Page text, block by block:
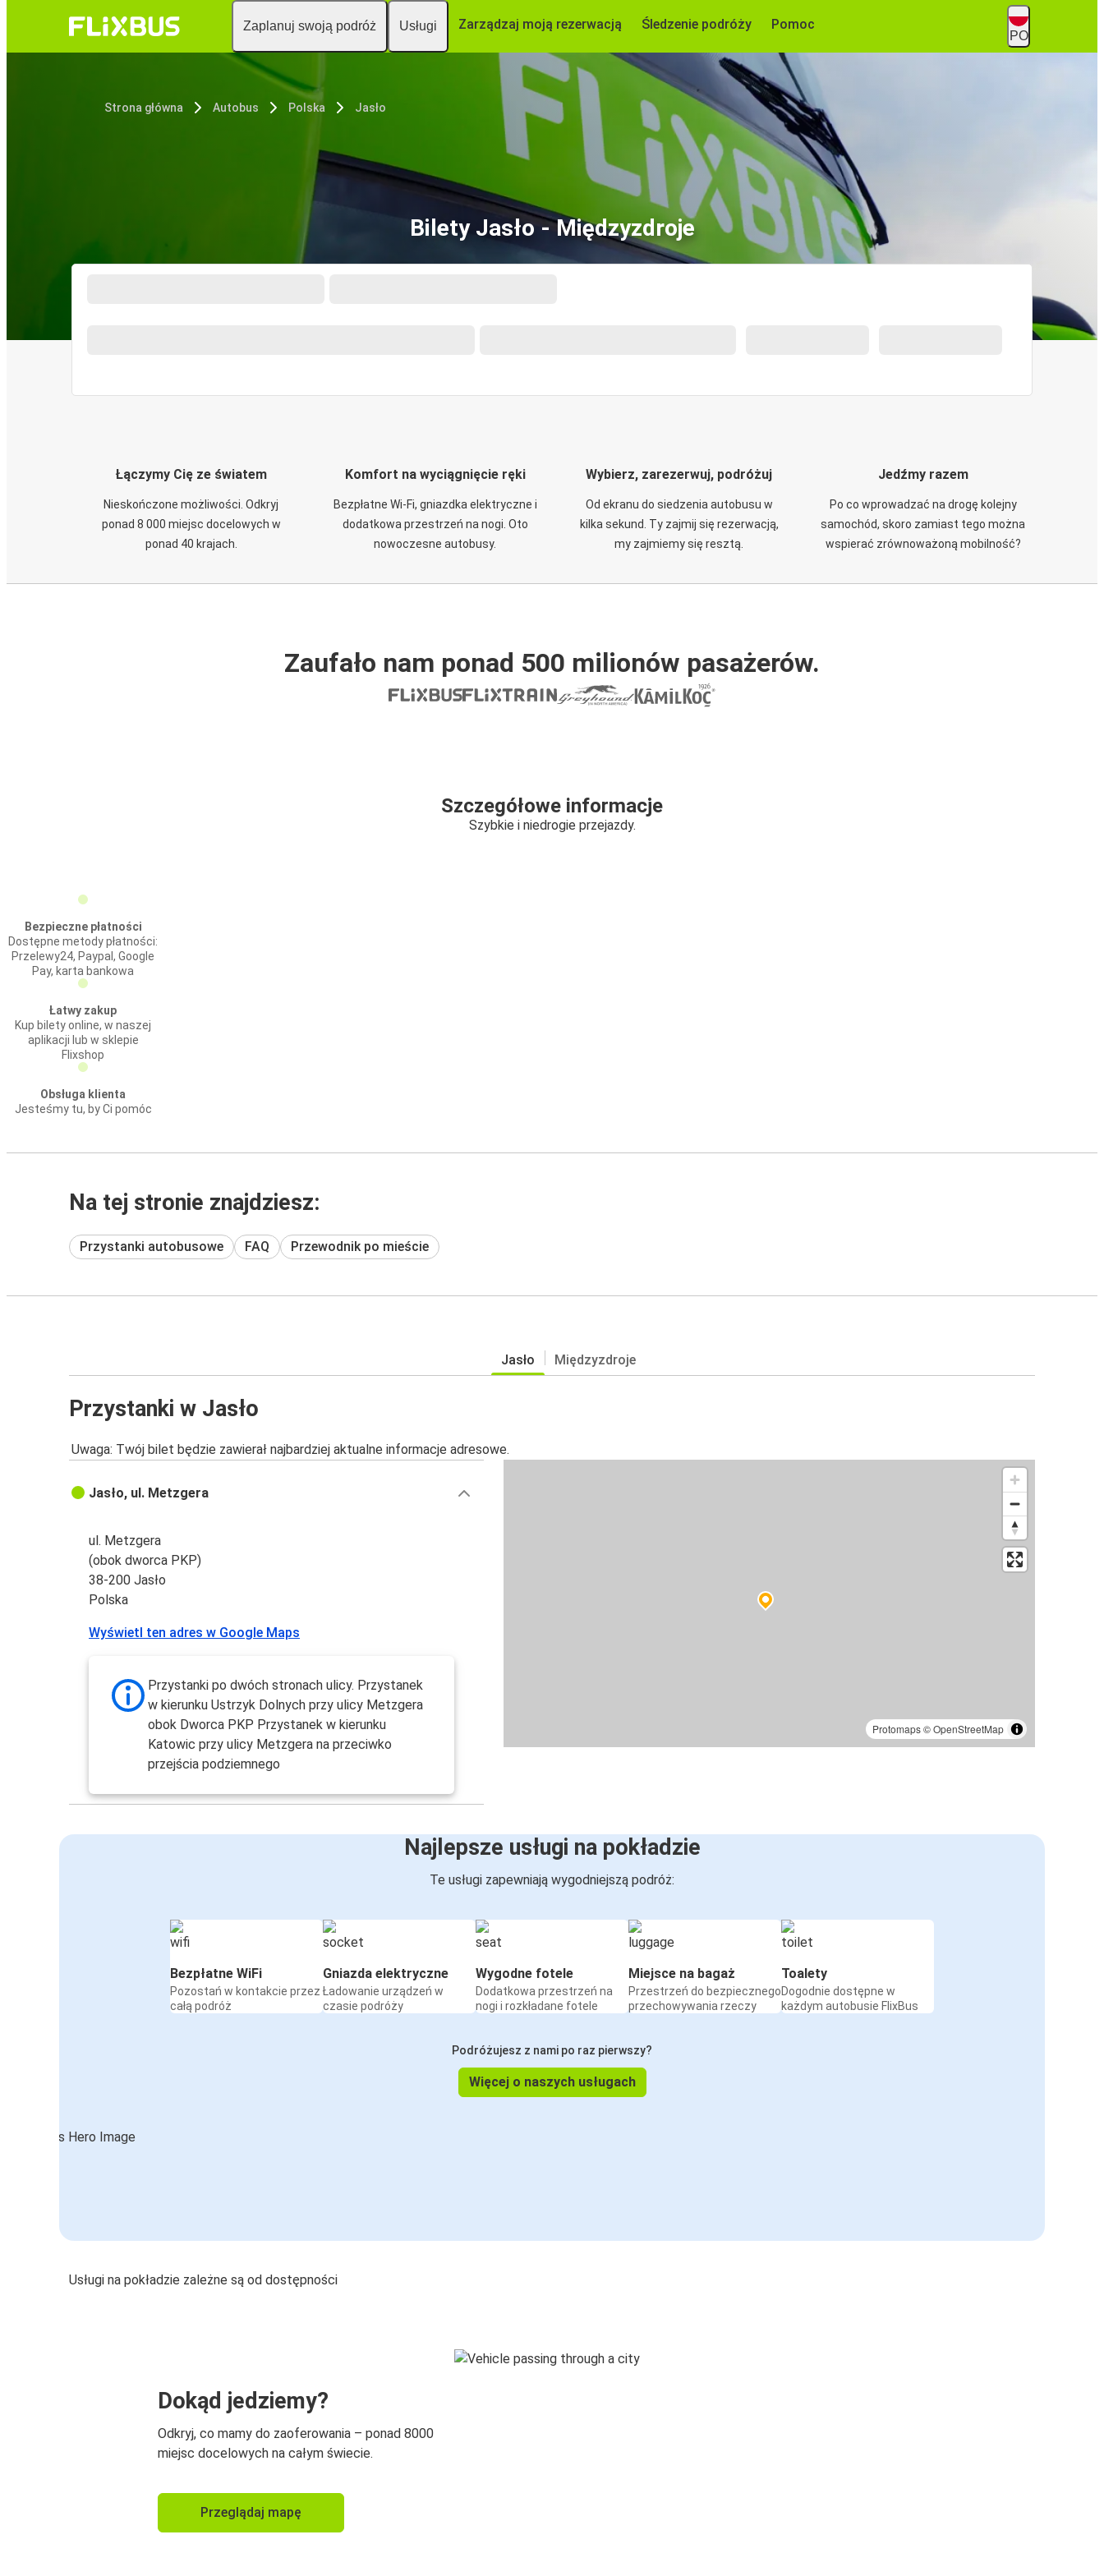
Zaplanuj swoją podróż Usługi Zarządzaj moją rezerwacją Śledzenie podróży Pomoc
PO
Strona główna Autobus Polska Jasło
Bilety Jasło - Międzyzdroje
Łączymy Cię ze światem
Nieskończone możliwości. Odkryj
ponad 8 000 miejsc docelowych w
ponad 40 krajach.
Komfort na wyciągnięcie ręki
Bezpłatne Wi-Fi, gniazdka elektryczne i
dodatkowa przestrzeń na nogi. Oto
nowoczesne autobusy.
Wybierz, zarezerwuj, podróżuj
Od ekranu do siedzenia autobusu w
kilka sekund. Ty zajmij się rezerwacją,
my zajmiemy się resztą.
Jedźmy razem
Po co wprowadzać na drogę kolejny
samochód, skoro zamiast tego można
wspierać zrównoważoną mobilność?
Zaufało nam ponad 500 milionów pasażerów.
Szczegółowe informacje
Szybkie i niedrogie przejazdy.
Bezpieczne płatności
Dostępne metody płatności:
Przelewy24, Paypal, Google
Pay, karta bankowa
Łatwy zakup
Kup bilety online, w naszej
aplikacji lub w sklepie
Flixshop
Obsługa klienta
Jesteśmy tu, by Ci pomóc
Na tej stronie znajdziesz:
Przystanki autobusowe FAQ Przewodnik po mieście
Jasło Międzyzdroje
Przystanki w Jasło
Uwaga: Twój bilet będzie zawierał najbardziej aktualne informacje adresowe.
Protomaps©OpenStreetMap
Jasło, ul. Metzgera
ul. Metzgera
(obok dworca PKP)
38-200 Jasło
Polska
Wyświetl ten adres w Google Maps
Przystanki po dwóch stronach ulicy. Przystanek
w kierunku Ustrzyk Dolnych przy ulicy Metzgera
obok Dworca PKP Przystanek w kierunku
Katowic przy ulicy Metzgera na przeciwko
przejścia podziemnego
Najlepsze usługi na pokładzie
Te usługi zapewniają wygodniejszą podróż:
Bezpłatne WiFi
Pozostań w kontakcie przez
całą podróż
Gniazda elektryczne
Ładowanie urządzeń w
czasie podróży
Wygodne fotele
Dodatkowa przestrzeń na
nogi i rozkładane fotele
Miejsce na bagaż
Przestrzeń do bezpiecznego
przechowywania rzeczy
Toalety
Dogodnie dostępne w
każdym autobusie FlixBus
Podróżujesz z nami po raz pierwszy?
Więcej o naszych usługach
Usługi na pokładzie zależne są od dostępności
Dokąd jedziemy?
Odkryj, co mamy do zaoferowania – ponad 8000
miejsc docelowych na całym świecie.
Przeglądaj mapę